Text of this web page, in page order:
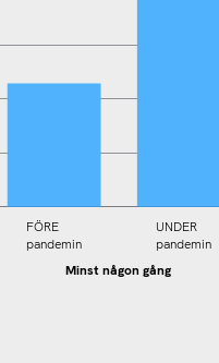
Minst någon gång
FÖRE
pandemin
UNDER
pandemin